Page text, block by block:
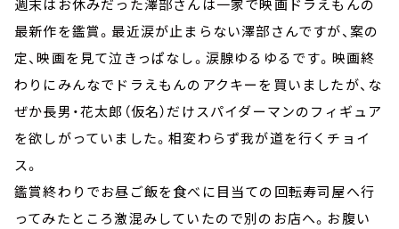
週末はお休みだった澤部さんは一家で映画ドラえもんの
最新作を鑑賞。最近涙が止まらない澤部さんですが、案の
定、映画を見て泣きっぱなし。涙腺ゆるゆるです。映画終
わりにみんなでドラえもんのアクキーを買いましたが、な
ぜか長男・花太郎（仮名）だけスパイダーマンのフィギュア
を欲しがっていました。相変わらず我が道を行くチョイ
ス。
鑑賞終わりでお昼ご飯を食べに目当ての回転寿司屋へ行
ってみたところ激混みしていたので別のお店へ。お腹い